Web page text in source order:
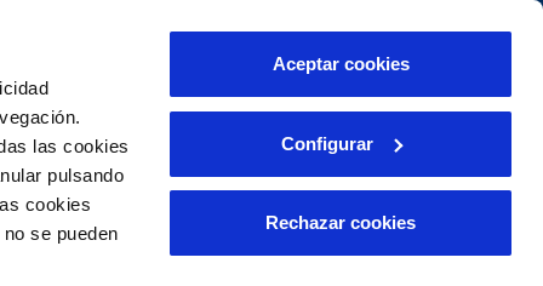
las cookies
pulsando
cookies
se pueden
Aceptar cookies
Configurar
Rechazar cookies
INCIDENCIAS
Comunica anomalías o posibles
PORTAL DE TRANSPARENCIA
Área de clientes